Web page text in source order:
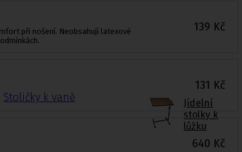
Stoličky k vaně
Jídelní
stolky k
lůžku
při nošení. Neobsahují latexové
139 Kč
131 Kč
640 Kč